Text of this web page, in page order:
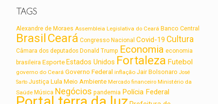
TAGS
Alexandre de Moraes Assembleia Legislativa do Ceará Banco Central
BrasilCeará Congresso Nacional Covid-19 Cultura
Câmara dos deputados Donald Trump Economia economia
brasileira Esporte Estados Unidos Fortaleza Futebol
governo do Ceará Governo Federal inflação Jair Bolsonaro José
Sarto Justiça Lula Meio Ambiente Mercado financeiro Ministério da
Saúde Música Negócios pandemia Polícia Federal